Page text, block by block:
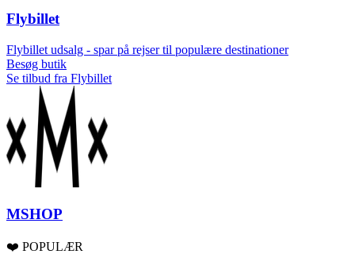
Flybillet
Flybillet udsalg - spar på rejser til populære destinationer
Besøg butik
Se tilbud fra Flybillet
MSHOP
❤️ POPULÆR